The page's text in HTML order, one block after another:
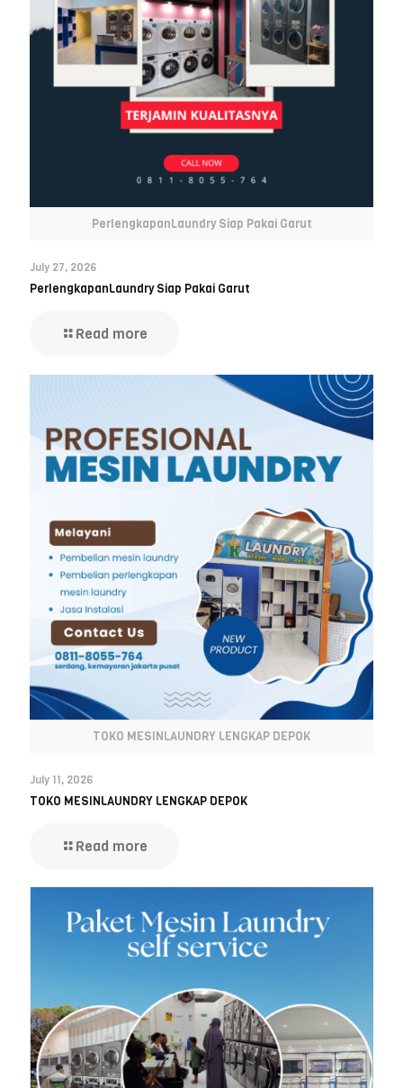
PerlengkapanLaundry Siap Pakai Garut
July 27, 2026
PerlengkapanLaundry Siap Pakai Garut
Read more
TOKO MESINLAUNDRY LENGKAP DEPOK
July 11, 2026
TOKO MESINLAUNDRY LENGKAP DEPOK
Read more